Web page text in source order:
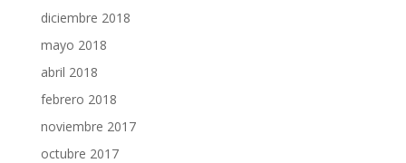
diciembre 2018
mayo 2018
abril 2018
febrero 2018
noviembre 2017
octubre 2017